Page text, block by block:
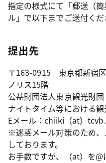
指定の様式にて「郵送（
ル」で以下までご送付くだ
提出先
〒163-0915 東京都新宿
ノリス15階
公益財団法人東京観光財
ナイトタイム等における
Eメール：chiiki（at）
※迷惑メール対策のため
しております。
お手数ですが、（at）を@